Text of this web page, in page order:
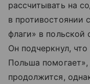
рассчитывать на
в противостоянии
флаги» в польской
Он подчеркнул,
Польша
продолжится,